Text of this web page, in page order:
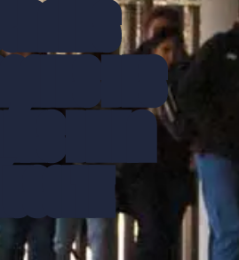
DES
DE LA